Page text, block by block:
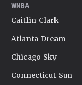
WNBA
Caitlin Clark
Atlanta Dream
Chicago Sky
Connecticut Sun